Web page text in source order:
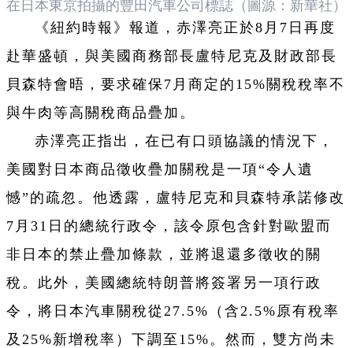
在日本東京拍攝的豐田汽車公司標誌（圖源：新華社）
《紐約時報》報道，赤澤亮正於8月7日再度
赴華盛頓，與美國商務部長盧特尼克及財政部長
貝森特會晤，要求確保7月商定的15%關稅稅率不
與牛肉等高關稅商品疊加。
赤澤亮正指出，在已有口頭協議的情況下，
美國對日本商品徵收疊加關稅是一項“令人遺
憾”的疏忽。他透露，盧特尼克和貝森特承諾修改
7月31日的總統行政令，該令原包含針對歐盟而
非日本的禁止疊加條款，並將退還多徵收的關
稅。此外，美國總統特朗普將簽署另一項行政
令，將日本汽車關稅從27.5%（含2.5%原有稅率
及25%新增稅率）下調至15%。然而，雙方尚未